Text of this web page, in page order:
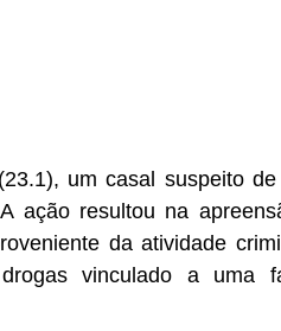
um casal suspeito
ação resultou na
da atividade
vinculado a uma